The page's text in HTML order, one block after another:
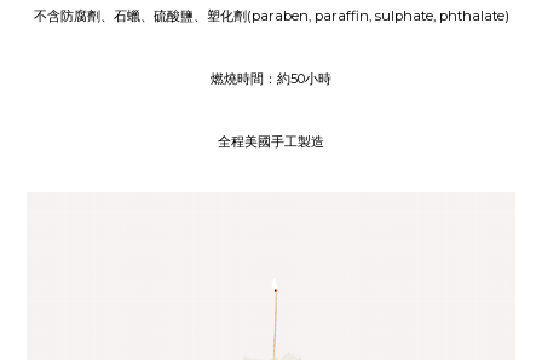
不含防腐劑、石蠟、硫酸鹽、塑化劑(paraben, paraffin, sulphate, phthalate)
燃燒時間：約50小時
全程美國手工製造